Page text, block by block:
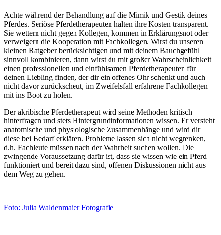
Achte während der Behandlung auf die Mimik und Gestik deines
Pferdes. Seriöse Pferdetherapeuten halten ihre Kosten transparent.
Sie wettern nicht gegen Kollegen, kommen in Erklärungsnot oder
verweigern die Kooperation mit Fachkollegen. Wirst du unseren
kleinen Ratgeber berücksichtigen und mit deinem Bauchgefühl
sinnvoll kombinieren, dann wirst du mit großer Wahrscheinlichkeit
einen professionellen und einfühlsamen Pferdetherapeuten für
deinen Liebling finden, der dir ein offenes Ohr schenkt und auch
nicht davor zurückscheut, im Zweifelsfall erfahrene Fachkollegen
mit ins Boot zu holen.
Der akribische Pferdetherapeut wird seine Methoden kritisch
hinterfragen und stets Hintergrundinformationen wissen. Er versteht
anatomische und physiologische Zusammenhänge und wird dir
diese bei Bedarf erklären. Probleme lassen sich nicht wegrenken,
d.h. Fachleute müssen nach der Wahrheit suchen wollen. Die
zwingende Voraussetzung dafür ist, dass sie wissen wie ein Pferd
funktioniert und bereit dazu sind, offenen Diskussionen nicht aus
dem Weg zu gehen.
Foto: Julia Waldenmaier Fotografie